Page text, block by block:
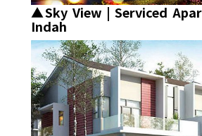
▲Sky View | Serviced
Indah